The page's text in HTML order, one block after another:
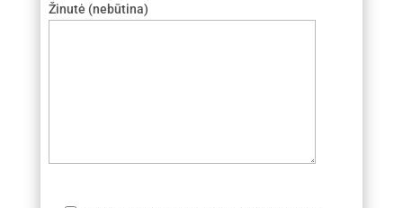
Žinutė (nebūtina)